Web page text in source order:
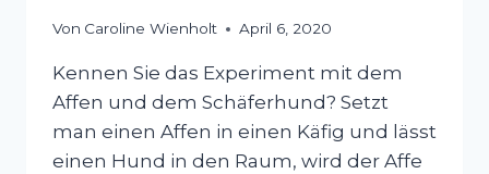
Von Caroline Wienholt April 6, 2020
Kennen Sie das Experiment mit dem
Affen und dem Schäferhund? Setzt
man einen Affen in einen Käfig und lässt
einen Hund in den Raum, wird der Affe